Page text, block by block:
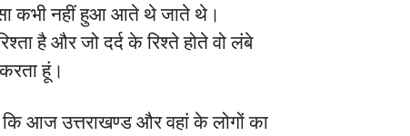
कभी नहीं हुआ आते थे जाते थे।
है और जो दर्द के रिश्ते होते वो लंबे
हूं।
कि आज उत्तराखण्ड और वहां के लोगों का